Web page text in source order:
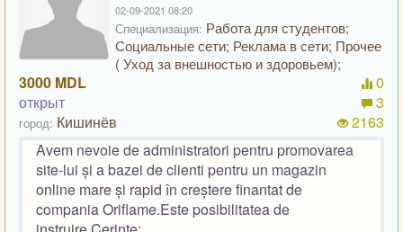
02-09-2021 08:20
Специализация: Работа для студентов;
Социальные сети; Реклама в сети; Прочее
( Уход за внешностью и здоровьем);
3000 MDL
открыт
город: Кишинёв
0
3
2163
Avem nevoie de administratori pentru promovarea
site-lui și a bazei de clienti pentru un magazin
online mare și rapid în creștere finantat de
compania Oriflame.Este posibilitatea de